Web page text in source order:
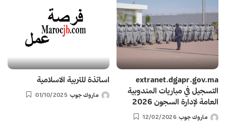
extranet.dgapr.gov.ma
التسجيل في مباريات المندوبية
العامة لإدارة السجون 2026
Posted
ماروك جوب 12/02/2026
اساتذة للتربية الاسلامية
Posted
ماروك جوب 01/10/2025